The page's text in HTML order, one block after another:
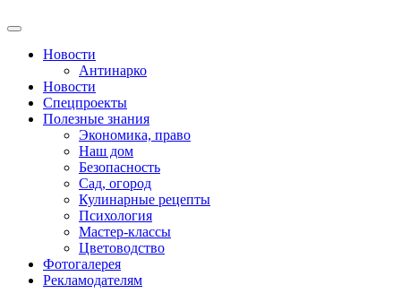
Новости
Антинарко
Новости
Спецпроекты
Полезные знания
Экономика, право
Наш дом
Безопасность
Сад, огород
Кулинарные рецепты
Психология
Мастер-классы
Цветоводство
Фотогалерея
Рекламодателям